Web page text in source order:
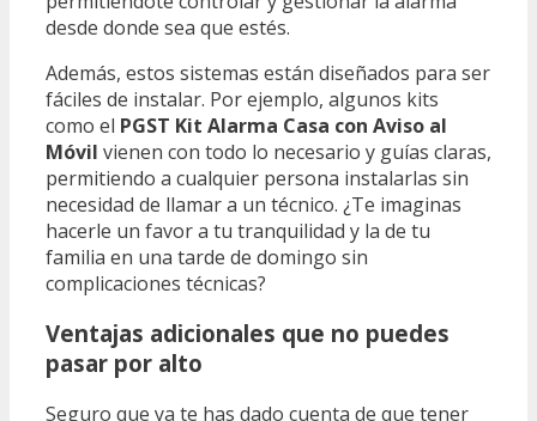
desde donde sea que estés.
Además, estos sistemas están diseñados para ser
fáciles de instalar. Por ejemplo, algunos kits
como el PGST Kit Alarma Casa con Aviso al
Móvil vienen con todo lo necesario y guías claras,
permitiendo a cualquier persona instalarlas sin
necesidad de llamar a un técnico. ¿Te imaginas
hacerle un favor a tu tranquilidad y la de tu
familia en una tarde de domingo sin
complicaciones técnicas?
Ventajas adicionales que no puedes
pasar por alto
Seguro que ya te has dado cuenta de que tener